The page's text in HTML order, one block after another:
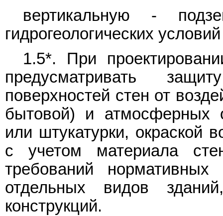
вертикальную -
гидрогеологических
1.5*. При
предусматривать
поверхностей стен от
бытовой) и атмосферных
или штукатурки, окраской
с учетом материала
требований нормативных
отдельных видов
конструкций.